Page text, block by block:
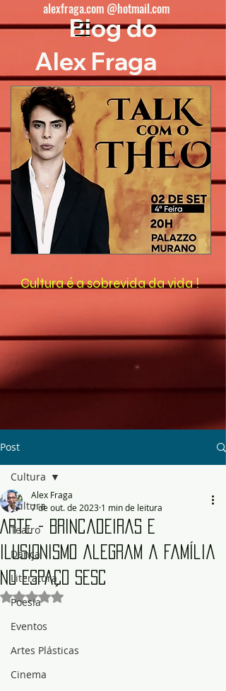
Cultura é a sobrevida da vida !
Blog do
Alex Fraga
alexfraga.com @hotmail.com
Post
Cultura
Teatro
Dança
Literatura
Poesia
Eventos
Artes Plásticas
Cinema
Cultura
Arte - Brincadeiras e
ilusionismo alegram a família
no Espaço Sesc
Alex Fraga
7 de out. de 2023 1 min de leitura
Avaliado com NaN de 5 estrelas.